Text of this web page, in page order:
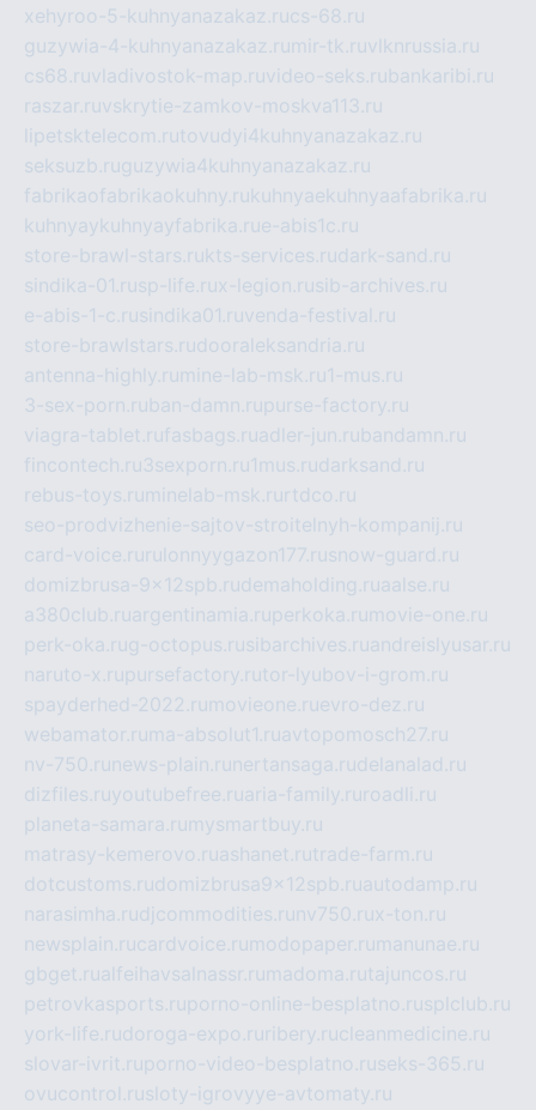
xehyroo-5-kuhnyanazakaz.rucs-68.ru
guzywia-4-kuhnyanazakaz.ru mir-tk.ruvlknrussia.ru
cs68.ruvladivostok-map.ruvideo-seks.rubankaribi.ru
raszar.ruvskrytie-zamkov-moskva113.ru
lipetsktelecom.rutovudyi4kuhnyanazakaz.ru
seksuzb.ruguzywia4kuhnyanazakaz.ru
fabrikaofabrikaokuhny.rukuhnyaekuhnyaafabrika.ru
kuhnyaykuhnyayfabrika.rue-abis1c.ru
store-brawl-stars.rukts-services.rudark-sand.ru
sindika-01.rusp-life.rux-legion.rusib-archives.ru
e-abis-1-c.rusindika01.ruvenda-festival.ru
store-brawlstars.rudooraleksandria.ru
antenna-highly.ru mine-lab-msk.ru1-mus.ru
3-sex-porn.ruban-damn.rupurse-factory.ru
viagra-tablet.rufasbags.ruadler-jun.rubandamn.ru
fincontech.ru3sexporn.ru1mus.rudarksand.ru
rebus-toys.ru minelab-msk.ru rtdco.ru
seo-prodvizhenie-sajtov-stroitelnyh-kompanij.ru
card-voice.ru rulonnyygazon177.rusnow-guard.ru
domizbrusa-9x12spb.rudemaholding.ruaalse.ru
a380club.ruargentinamia.ruperkoka.ru movie-one.ru
perk-oka.rug-octopus.rusibarchives.ruandreislyusar.ru
naruto-x.rupursefactory.rutor-lyubov-i-grom.ru
spayderhed-2022.ru movieone.ruevro-dez.ru
webamator.ru ma-absolut1.ruavtopomosch27.ru
nv-750.ru news-plain.ru nertansaga.rudelanalad.ru
dizfiles.ruyoutubefree.ruaria-family.ru roadli.ru
planeta-samara.ru mysmartbuy.ru
matrasy-kemerovo.ruashanet.rutrade-farm.ru
dotcustoms.rudomizbrusa9x12spb.ruautodamp.ru
narasimha.rudjcommodities.ru nv750.rux-ton.ru
newsplain.rucardvoice.ru modopaper.ru manunae.ru
gbget.rualfeihavsalnassr.ru madoma.rutajuncos.ru
petrovkasports.ruporno-online-besplatno.rusplclub.ru
york-life.rudoroga-expo.ru ribery.rucleanmedicine.ru
slovar-ivrit.ruporno-video-besplatno.ruseks-365.ru
ovucontrol.rusloty-igrovyye-avtomaty.ru